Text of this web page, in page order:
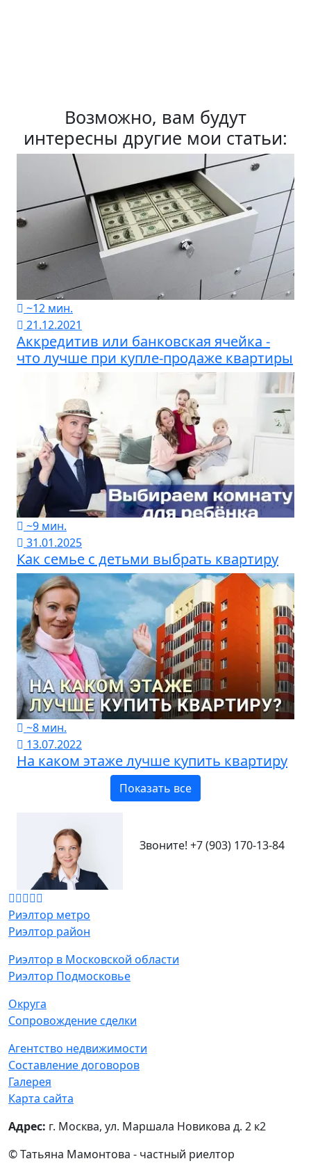
Возможно, вам будут
интересны другие мои статьи:
~12 мин.
21.12.2021
Аккредитив или банковская ячейка -
что лучше при купле-продаже квартиры
~9 мин.
31.01.2025
Как семье с детьми выбрать квартиру
~8 мин.
13.07.2022
На каком этаже лучше купить квартиру
Показать все
Звоните! +7 (903) 170-13-84
Риэлтор метро
Риэлтор район
Риэлтор в Московской области
Риэлтор Подмосковье
Округа
Сопровождение сделки
Агентство недвижимости
Составление договоров
Галерея
Карта сайта
Адрес: г. Москва, ул. Маршала Новикова д. 2 к2
© Татьяна Мамонтова - частный риелтор